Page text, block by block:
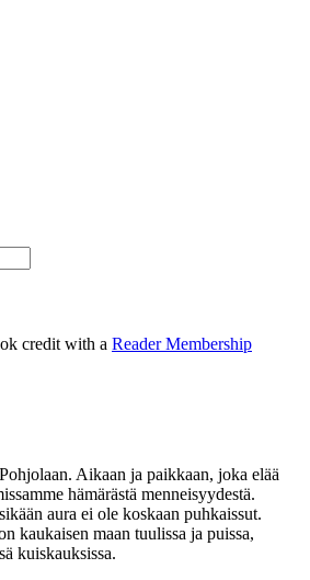
credit with a Reader Membership
Aikaan ja paikkaan, joka elää
hämärästä menneisyydestä.
aura ei ole koskaan puhkaissut.
kaukaisen maan tuulissa ja puissa,
kuiskauksissa.